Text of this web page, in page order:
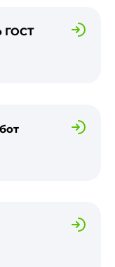
ГОСТ